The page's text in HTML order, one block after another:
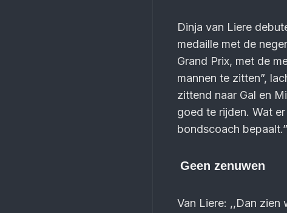
Dinja van Liere
medaille met de
Grand Prix, met de
mannen te zitten”,
zittend naar Gal en
goed te rijden. Wat
bondscoach bepaalt.”
Geen zenuwen
Van Liere: ,,Dan zien